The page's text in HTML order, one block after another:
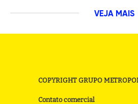
VEJA MAIS
COPYRIGHT GRUPO
Contato comercial